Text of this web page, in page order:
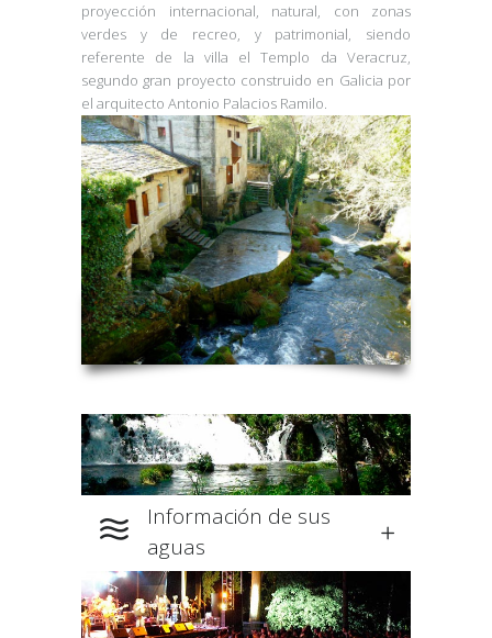
proyección internacional, natural, con zonas
verdes y de recreo, y patrimonial, siendo
referente de la villa el Templo da Veracruz,
segundo gran proyecto construido en Galicia por
el arquitecto Antonio Palacios Ramilo.
Información de sus
aguas